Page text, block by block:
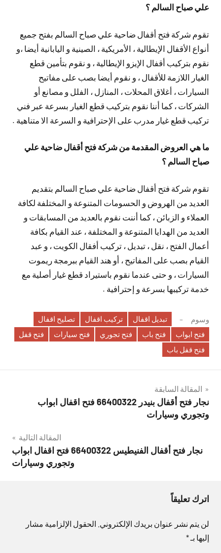
علي صباح السالم ؟
تقوم شركة فتح أقفال ضاحية علي صباح السالم بفتح جميع
أنواع الأقفال الإيطالية ، الأمريكية ، الصينية و اليابانية أيضا ،و
نقوم بتركيب أقفال الإيزو الإيطالية ، و نقوم بتأمين قطع
الغيار اللازمة للأقفال ، و نقوم أيضا بصب على مفاتيح
السيارات ، أغلاق المحلات ، المنازل ، الفلل و مصانع أو
الشركات ، كما أننا نقوم بتركيب قطع الغيار بسرعة عبر فني
تركيب قطع غيار مدرب على الإحترافية و السرعة الا متناهية .
ما هي العروض المقدمة من شركة فتح أقفال ضاحية علي
صباح السالم ؟
تقوم شركة فتح أقفال ضاحية علي صباح السالم بتقديم
العديد من الهروض و الحسومات المتنوعة و المختلفة لكافة
العملاء و الزبائن ، كما أننت نقوم بالعديد من المسابقات و
العديد من الهدايا المتنوعة و المختلفة ، عند القيام بكافة
أعمال الفتح ، نقل ، تبديل ، تركيب أفقال الكويت ، و عبد
القيام بصب على المفاتيح ، أو هند القيام ببرمجة ريموت
السيارات ، و حتى عندما نقوم باستيراد قطع غيار أصلية مع
خدمة تركيبها بسرعة و إحترافية .
وسوم تبديل اقفال تركيب اقفال
تصليح اقفال
فتح ابواب
فتح باب فتح تجوري فتح سيارات
فتح قفل
فتح قفل باب
تصفّح
المقالات
المقالة السابقة
نجار فتح أقفال بنيدر 66400322 فتح اقفال ابواب
وتجوري وسيارات
المقالة التالية
نجار فتح أقفال الفنيطيس 66400322 فتح اقفال ابواب
وتجوري وسيارات
اترك تعليقاً
لن يتم نشر عنوان بريدك الإلكتروني. الحقول الإلزامية مشار
إليها بـ*